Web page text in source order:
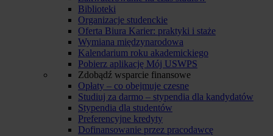
Biblioteki
Organizacje studenckie
Oferta Biura Karier: praktyki i staże
Wymiana międzynarodowa
Kalendarium roku akademickiego
Pobierz aplikację Mój USWPS
Zdobądź wsparcie finansowe
Opłaty – co obejmuje czesne
Studiuj za darmo – stypendia dla kandydatów
Stypendia dla studentów
Preferencyjne kredyty
Dofinansowanie przez pracodawcę